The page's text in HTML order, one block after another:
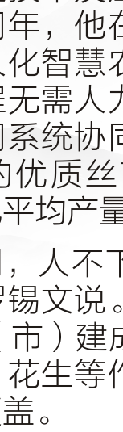
，他
智慧
需人
统协
优质
均产
人不
文说
市）
生等
。